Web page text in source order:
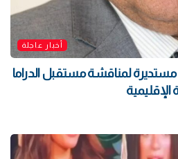
أخبار عاجلة
مستديرة لمناقشة مستقبل الدراما